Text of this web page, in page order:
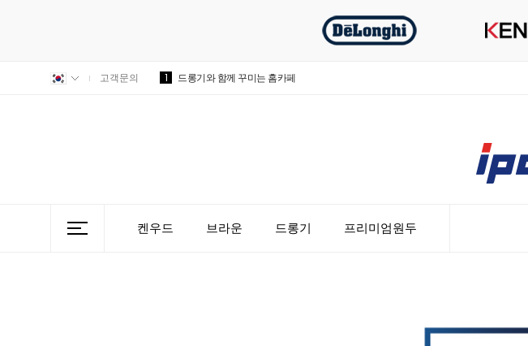
고객문의 1 드롱기와 함께 꾸미는 홈카페
켄우드 브라운 드롱기 프리미엄원두